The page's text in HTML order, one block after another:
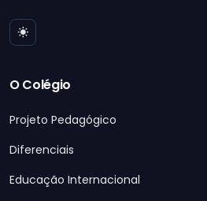
O Colégio
Projeto Pedagógico
Diferenciais
Educação Internacional